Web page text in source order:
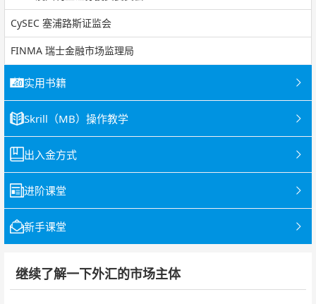
CySEC 塞浦路斯证监会
FINMA 瑞士金融市场监理局
实用书籍
Skrill（MB）操作教学
出入金方式
进阶课堂
新手课堂
继续了解一下外汇的市场主体